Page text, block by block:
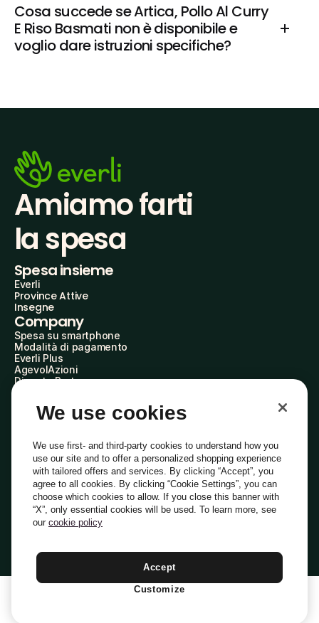
Cosa succede se Artica, Pollo Al Curry
E Riso Basmati non è disponibile e
voglio dare istruzioni specifiche?
Amiamo farti
la spesa
Spesa insieme
Everli
Province Attive
Insegne
Company
Spesa su smartphone
Modalità di pagamento
Everli Plus
AgevolAzioni
Diventa Partner
Everli Shoppers
About Us
Everli News
Domande frequenti
Lavora con noi
Diventa Shopper
Investitori
PrivacyCookiePreferenze Cookie
Termini e CondizioniCodice Etico
Indirizzo PEC: everli@pec.it - indirizzo DPO: dpo@everli.com
Italiano
We use cookies
We use first- and third-party cookies to understand how you
use our site and to offer a personalized shopping experience
with tailored offers and services. By clicking “Accept”, you
agree to all cookies. By clicking “Cookie Settings”, you can
choose which cookies to allow. If you close this banner with
“X”, only essential cookies will be used. To learn more, see
our cookie policy
Accept
Customize